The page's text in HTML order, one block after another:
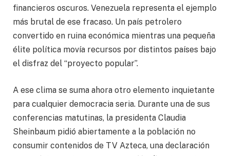
financieros oscuros. Venezuela representa el ejemplo
más brutal de ese fracaso. Un país petrolero
convertido en ruina económica mientras una pequeña
élite política movía recursos por distintos países bajo
el disfraz del “proyecto popular”.
A ese clima se suma ahora otro elemento inquietante
para cualquier democracia seria. Durante una de sus
conferencias matutinas, la presidenta Claudia
Sheinbaum pidió abiertamente a la población no
consumir contenidos de TV Azteca, una declaración